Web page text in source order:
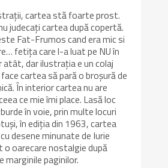
cartea stă foarte prost.
judecați cartea după copertă.
Fat-Frumos cand era mic si
fetița care l-a luat pe NU în
atât, dar ilustrația e un colaj
cartea să pară o broșură de
În interior cartea nu are
ce mie îmi place. Lasă loc
în voie, prin multe locuri
în ediția din 1963, cartea
desene minunate de Iurie
o oarecare nostalgie după
marginile paginilor.